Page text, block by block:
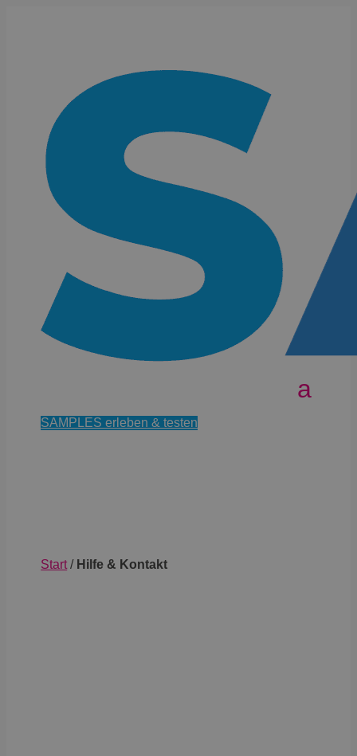
SAMPLES erleben & testen
Start/ Hilfe & Kontakt